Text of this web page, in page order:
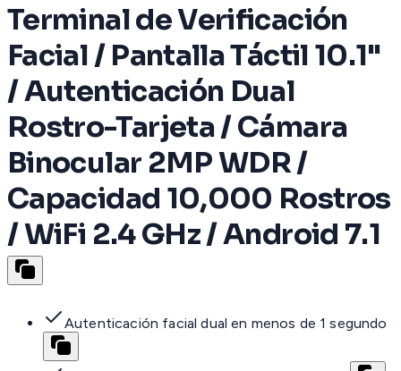
Terminal de Verificación
Facial / Pantalla Táctil 10.1"
/ Autenticación Dual
Rostro-Tarjeta / Cámara
Binocular 2MP WDR /
Capacidad 10,000 Rostros
/ WiFi 2.4 GHz / Android 7.1
Autenticación facial dual en menos de 1 segundo